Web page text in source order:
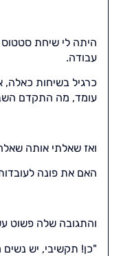
היתה לי שיחת סטטוס
עבודה.
כרגיל בשיחות
עומד, מה התקדם
ואז שאלתי אותה
האם את פונה
והתגובה שלה פשוט
"כן! תקשיבי, יש